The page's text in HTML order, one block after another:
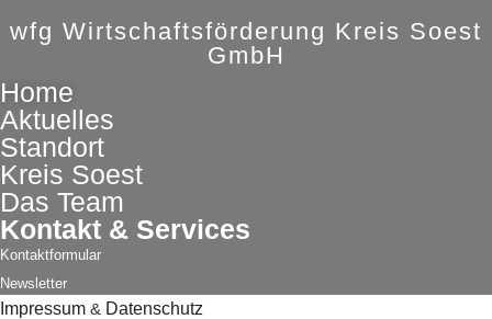
wfg Wirtschaftsförderung Kreis Soest
GmbH
Home
Aktuelles
Standort
Kreis Soest
Das Team
Kontakt & Services
Kontaktformular
Newsletter
Impressum & Datenschutz